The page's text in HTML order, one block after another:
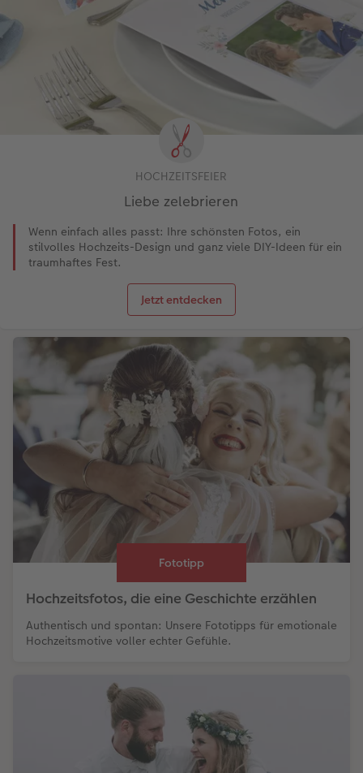
HOCHZEITSFEIER
Liebe zelebrieren
Wenn einfach alles passt: Ihre schönsten Fotos, ein
stilvolles Hochzeits-Design und ganz viele DIY-Ideen für ein
traumhaftes Fest.
Jetzt entdecken
Fototipp
Hochzeitsfotos, die eine Geschichte erzählen
Authentisch und spontan: Unsere Fototipps für emotionale
Hochzeitsmotive voller echter Gefühle.